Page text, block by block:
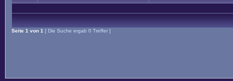
Seite 1 von 1 [ Die Suche ergab 0 Treffer ]